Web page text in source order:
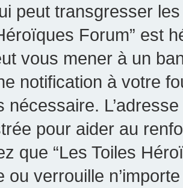
peut transgresser
Forum” est
vous mener à un
notification à votre
nécessaire.
pour aider au
que “Les Toiles
ou verrouille